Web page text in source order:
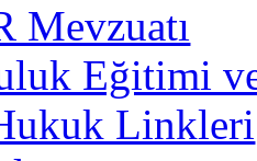
Mevzuatı
Eğitimi
Linkleri